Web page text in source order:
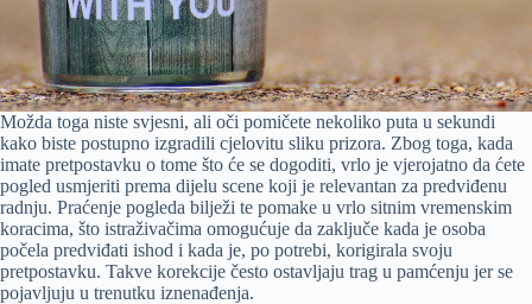
Možda toga niste svjesni, ali oči pomičete nekoliko puta u sekundi
kako biste postupno izgradili cjelovitu sliku prizora. Zbog toga, kada
imate pretpostavku o tome što će se dogoditi, vrlo je vjerojatno da ćete
pogled usmjeriti prema dijelu scene koji je relevantan za predviđenu
radnju. Praćenje pogleda bilježi te pomake u vrlo sitnim vremenskim
koracima, što istraživačima omogućuje da zaključe kada je osoba
počela predviđati ishod i kada je, po potrebi, korigirala svoju
pretpostavku. Takve korekcije često ostavljaju trag u pamćenju jer se
pojavljuju u trenutku iznenađenja.